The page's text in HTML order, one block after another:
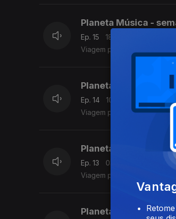
Planeta Música -
Ep. 15
18 mai. 2026
Viagem pelas Tabelas
Planeta Música -
Ep. 14
10 mai. 2026
Planeta Música -
Ep. 13
03 mai. 2026
Viagem pelas Tabelas
Planeta Música -